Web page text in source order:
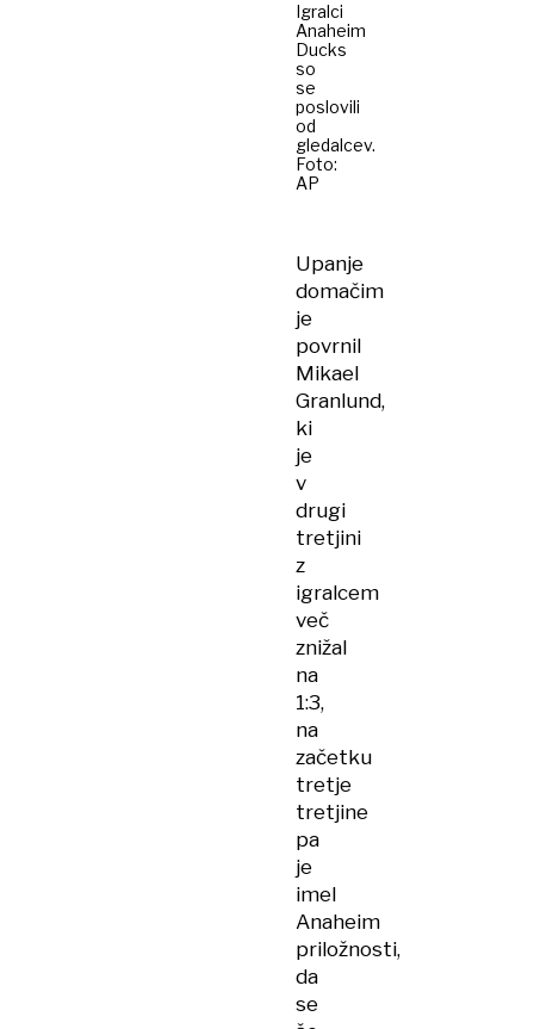
Igralci
Anaheim
Ducks
so
se
poslovili
od
gledalcev.
Foto:
AP
Upanje
domačim
je
povrnil
Mikael
Granlund,
ki
je
v
drugi
tretjini
z
igralcem
več
znižal
na
1:3,
na
začetku
tretje
tretjine
pa
je
imel
Anaheim
priložnosti,
da
se